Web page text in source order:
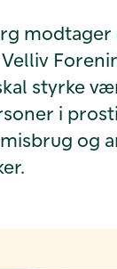
Velliv
styrke
i
og